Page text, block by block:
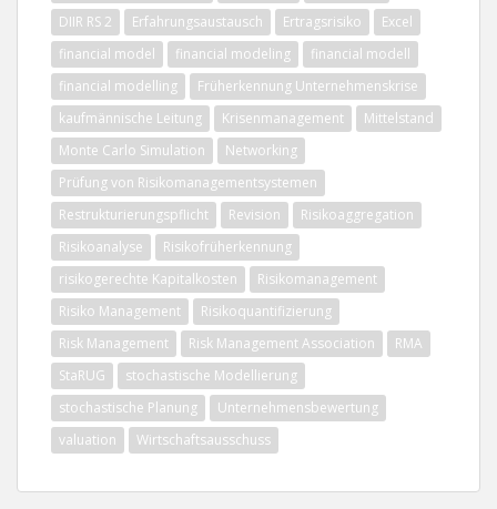
DIIR RS 2
Erfahrungsaustausch Ertragsrisiko
Excel
financial model
financial modeling
financial modell
financial modelling
Früherkennung Unternehmenskrise
kaufmännische Leitung
Krisenmanagement
Mittelstand
Monte Carlo Simulation
Networking
Prüfung von Risikomanagementsystemen
Restrukturierungspflicht
Revision
Risikoaggregation
Risikoanalyse
Risikofrüherkennung
risikogerechte Kapitalkosten
Risikomanagement
Risiko Management
Risikoquantifizierung
Risk Management
Risk Management Association
RMA
StaRUG
stochastische Modellierung
stochastische Planung
Unternehmensbewertung
valuation
Wirtschaftsausschuss